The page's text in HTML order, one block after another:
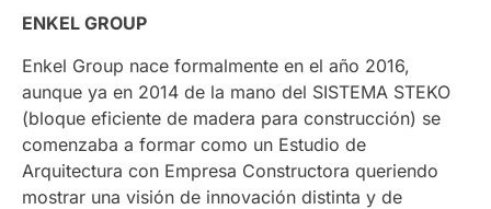
ENKEL GROUP
Enkel Group nace formalmente en el año 2016,
aunque ya en 2014 de la mano del SISTEMA STEKO
(bloque eficiente de madera para construcción) se
comenzaba a formar como un Estudio de
Arquitectura con Empresa Constructora queriendo
mostrar una visión de innovación distinta y de